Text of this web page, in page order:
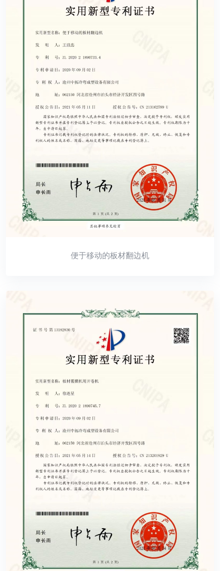
便于移动的板材翻边机